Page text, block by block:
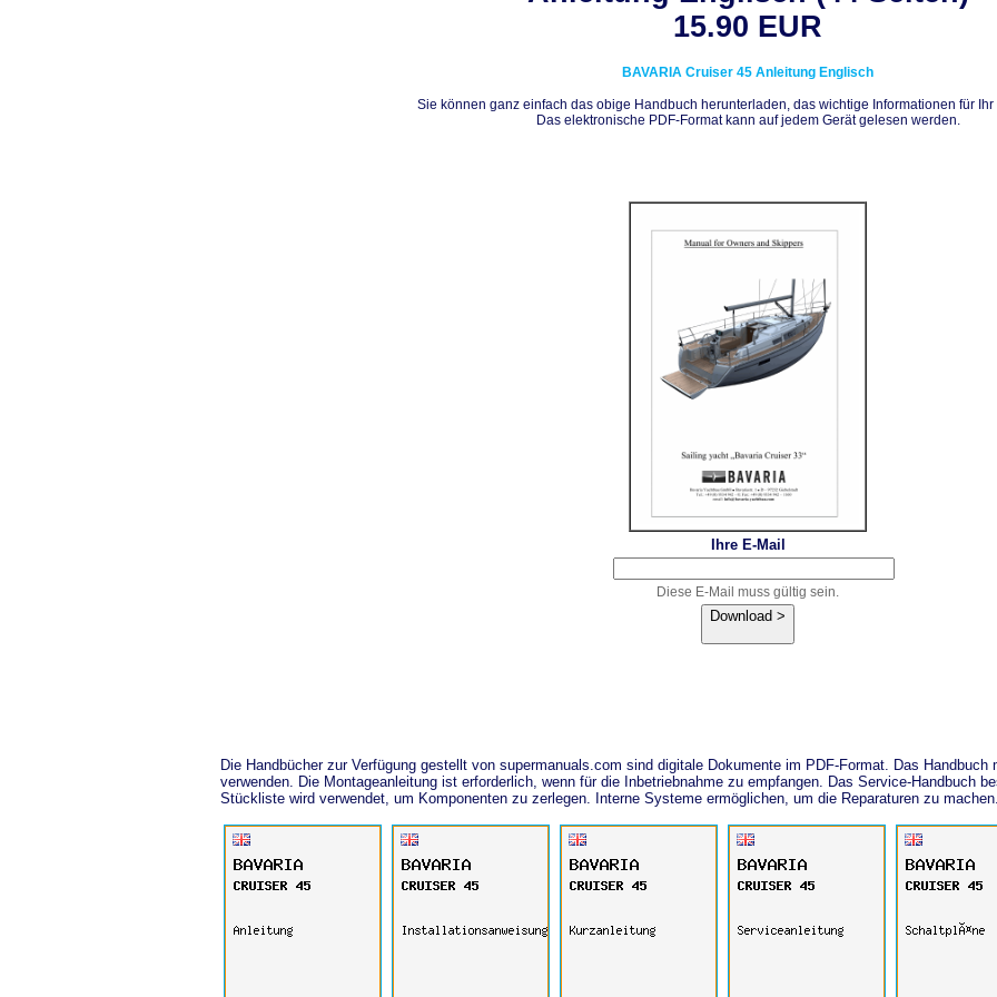
15.90 EUR
BAVARIA Cruiser 45 Anleitung Englisch
Sie können ganz einfach das obige Handbuch herunterladen, das wichtige Informationen für Ihr
Das elektronische PDF-Format kann auf jedem Gerät gelesen werden.
Ihre E-Mail
Diese E-Mail muss gültig sein.
Download >
Die Handbücher zur Verfügung gestellt von supermanuals.com sind digitale Dokumente im PDF-Format. Das
verwenden. Die Montageanleitung ist erforderlich, wenn für die Inbetriebnahme zu empfangen. Das Service-Handbuch
Stückliste wird verwendet, um Komponenten zu zerlegen. Interne Systeme ermöglichen, um die Reparaturen zu machen.